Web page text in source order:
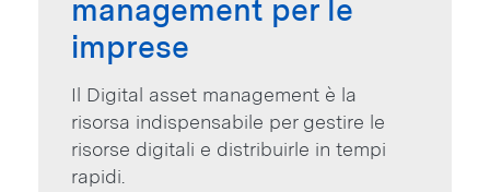
management per le
imprese
Il Digital asset management è la
risorsa indispensabile per gestire le
risorse digitali e distribuirle in tempi
rapidi.